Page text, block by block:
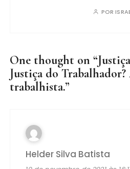
POR
One thought on “
Justiça do
trabalhista.”
Helder Silva Batista